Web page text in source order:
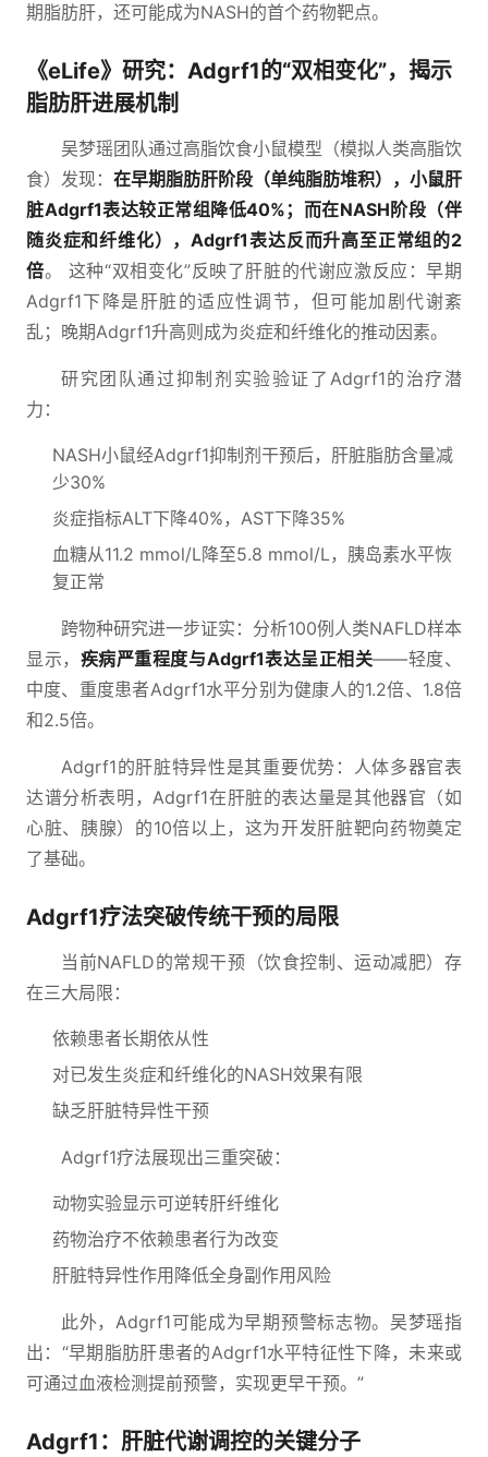
期脂肪肝，还可能成为NASH的首个药物靶点。
《eLife》研究：Adgrf1的“双相变化”，揭示
脂肪肝进展机制
吴梦瑶团队通过高脂饮食小鼠模型（模拟人类高脂饮
食）发现： 在早期脂肪肝阶段（单纯脂肪堆积），小鼠肝
脏Adgrf1表达较正常组降低40%；而在NASH阶段（伴
随炎症和纤维化），Adgrf1表达反而升高至正常组的2
倍。 这种“双相变化”反映了肝脏的代谢应激反应：早期
Adgrf1下降是肝脏的适应性调节，但可能加剧代谢紊
乱；晚期Adgrf1升高则成为炎症和纤维化的推动因素。
研究团队通过抑制剂实验验证了Adgrf1的治疗潜
力：
NASH小鼠经Adgrf1抑制剂干预后，肝脏脂肪含量减
少30%
炎症指标ALT下降40%，AST下降35%
血糖从11.2 mmol/L降至5.8 mmol/L，胰岛素水平恢
复正常
跨物种研究进一步证实：分析100例人类NAFLD样本
显示， 疾病严重程度与Adgrf1表达呈正相关——轻度、
中度、重度患者Adgrf1水平分别为健康人的1.2倍、1.8倍
和2.5倍。
Adgrf1的肝脏特异性是其重要优势：人体多器官表
达谱分析表明，Adgrf1在肝脏的表达量是其他器官（如
心脏、胰腺）的10倍以上，这为开发肝脏靶向药物奠定
了基础。
Adgrf1疗法突破传统干预的局限
当前NAFLD的常规干预（饮食控制、运动减肥）存
在三大局限：
依赖患者长期依从性
对已发生炎症和纤维化的NASH效果有限
缺乏肝脏特异性干预
Adgrf1疗法展现出三重突破：
动物实验显示可逆转肝纤维化
药物治疗不依赖患者行为改变
肝脏特异性作用降低全身副作用风险
此外，Adgrf1可能成为早期预警标志物。吴梦瑶指
出：“早期脂肪肝患者的Adgrf1水平特征性下降，未来或
可通过血液检测提前预警，实现更早干预。”
Adgrf1：肝脏代谢调控的关键分子